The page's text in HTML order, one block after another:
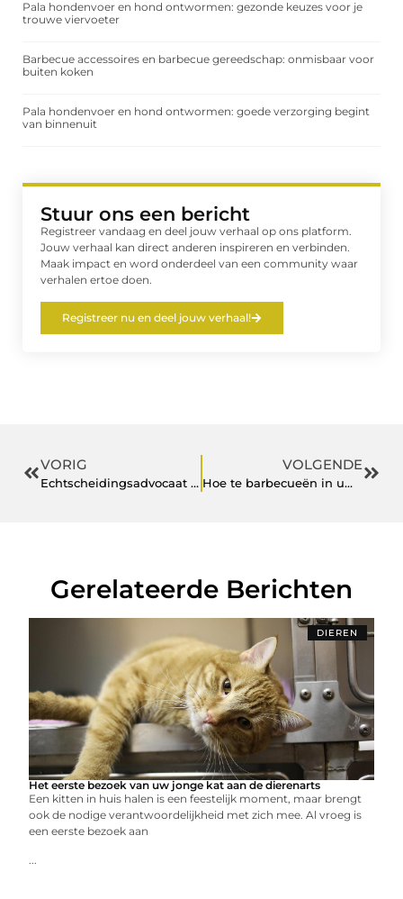
Pala hondenvoer en hond ontwormen: gezonde keuzes voor je
trouwe viervoeter
Barbecue accessoires en barbecue gereedschap: onmisbaar voor
buiten koken
Pala hondenvoer en hond ontwormen: goede verzorging begint
van binnenuit
Stuur ons een bericht
Registreer vandaag en deel jouw verhaal op ons platform.
Jouw verhaal kan direct anderen inspireren en verbinden.
Maak impact en word onderdeel van een community waar
verhalen ertoe doen.
Registreer nu en deel jouw verhaal!
VORIG
Echtscheidingsadvocaat Leiden
VOLGENDE
Hoe te barbecueën in uw eigen achtertuin
Gerelateerde Berichten
DIEREN
Het eerste bezoek van uw jonge kat aan de dierenarts
Een kitten in huis halen is een feestelijk moment, maar brengt
ook de nodige verantwoordelijkheid met zich mee. Al vroeg is
een eerste bezoek aan
...